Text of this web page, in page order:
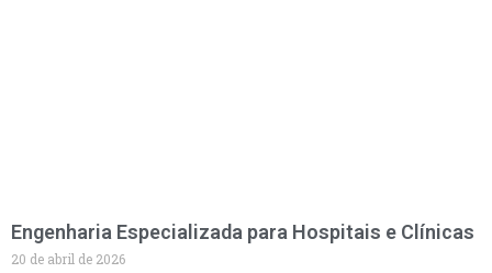
Engenharia Especializada para Hospitais e Clínicas
20 de abril de 2026